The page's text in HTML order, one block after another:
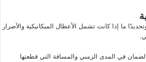
ما إذا كانت تشمل الأعطال الميكانيكية والأضرار
في المدى الزمني والمسافة التي قطعتها